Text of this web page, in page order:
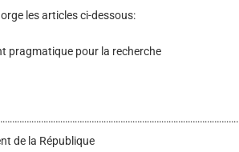
les articles ci-dessous:
pragmatique pour la recherche
de la République